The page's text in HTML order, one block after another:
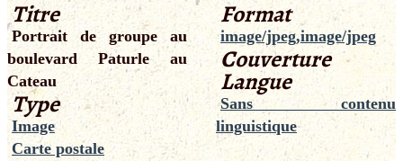
Titre
Portrait de groupe au
boulevard Paturle au
Cateau
Type
Image
Carte postale
Format
image/jpeg,image/jpeg
Couverture
Langue
Sans contenu
linguistique